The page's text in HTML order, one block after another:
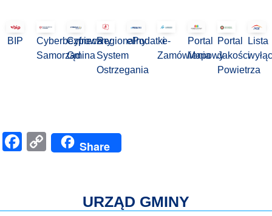
BIP
Cyberbezpieczny
Samorząd
Cyfrowa
Gmina
Regionalny
System
Ostrzegania
ePodatkie-
Zamówienia
Portal
Mapowy
Portal
Jakości
Powietrza
Lista
Facebook
CopyShare
URZĄD GMINY